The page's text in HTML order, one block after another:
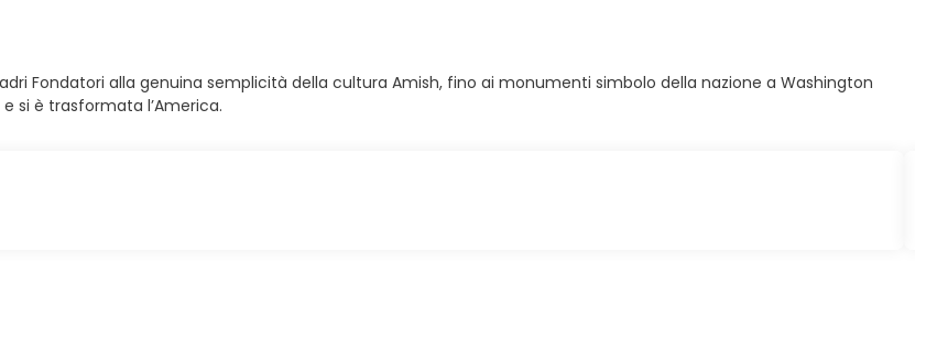
Fondatori alla genuina semplicità della cultura Amish, fino ai monumenti simbolo della nazione a Washington
si è trasformata l’America.